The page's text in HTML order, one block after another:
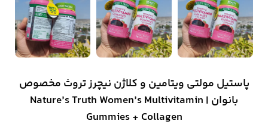
پاستیل مولتی ویتامین و کلاژن نیچرز تروث مخصوص
بانوان | Nature’s Truth Women’s Multivitamin
Gummies + Collagen